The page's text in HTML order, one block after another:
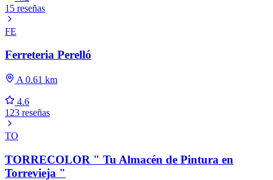
15 reseñas
FE
Ferreteria Perelló
A 0.61 km
4.6
123 reseñas
TO
TORRECOLOR " Tu Almacén de Pintura en
Torrevieja "